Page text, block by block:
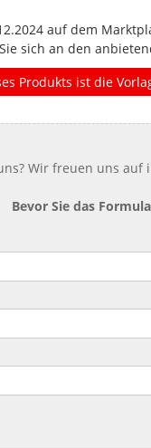
auf dem
sich an den
Produkts ist die
Wir freuen uns auf
Bevor Sie das